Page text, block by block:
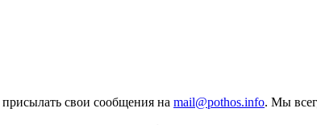
свои сообщения на mail@pothos.info. Мы